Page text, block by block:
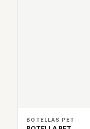
BOTELLAS PET